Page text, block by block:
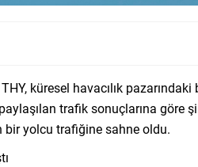
küresel havacılık
trafik sonuçlarına göre
bir yolcu trafiğine sahne oldu.